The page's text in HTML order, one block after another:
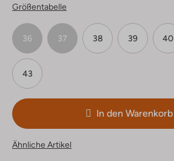
Größentabelle
36 37 38 39 40
43
In den Warenkorb
Ähnliche Artikel